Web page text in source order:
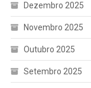
Dezembro 2025
Novembro 2025
Outubro 2025
Setembro 2025